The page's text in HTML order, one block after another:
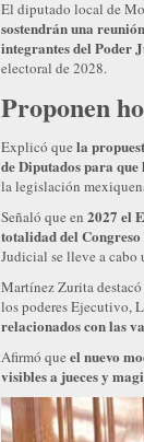
El diputado local de
sostendrán una
integrantes del Poder
electoral de 2028.
Proponen
Explicó que la
de Diputados para
la legislación
Señaló que en 2027 el
totalidad del
Judicial se lleve a cabo
Martínez Zurita
los poderes Ejecutivo,
relacionados con las
Afirmó que el nuevo
visibles a jueces y